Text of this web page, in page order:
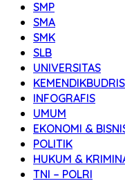
SMP
SMA
SMK
SLB
UNIVERSITAS
INFOGRAFIS
UMUM
EKONOMI &
POLITIK
HUKUM &
TNI – POLRI